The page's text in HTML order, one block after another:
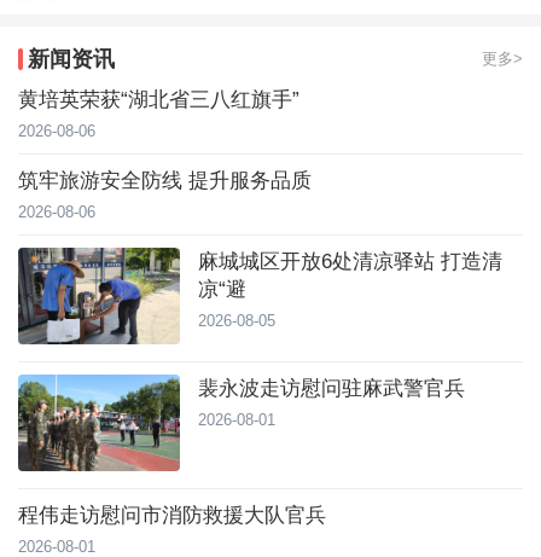
麻城城区开放6处清凉驿站 打造
新闻资讯 更多>
黄培英荣获“湖北省三八红旗手”
2026-08-06
筑牢旅游安全防线 提升服务品质
2026-08-06
麻城城区开放6处清凉驿站 打造清
凉“避
2026-08-05
裴永波走访慰问驻麻武警官兵
2026-08-01
程伟走访慰问市消防救援大队官兵
2026-08-01